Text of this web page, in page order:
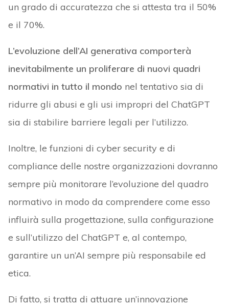
un grado di accuratezza che si attesta tra il 50%
e il 70%.
L’evoluzione dell’AI generativa comporterà
inevitabilmente un proliferare di nuovi quadri
normativi in tutto il mondo nel tentativo sia di
ridurre gli abusi e gli usi impropri del ChatGPT
sia di stabilire barriere legali per l’utilizzo.
Inoltre, le funzioni di cyber security e di
compliance delle nostre organizzazioni dovranno
sempre più monitorare l’evoluzione del quadro
normativo in modo da comprendere come esso
influirà sulla progettazione, sulla configurazione
e sull’utilizzo del ChatGPT e, al contempo,
garantire un un’AI sempre più responsabile ed
etica.
Di fatto, si tratta di attuare un’innovazione